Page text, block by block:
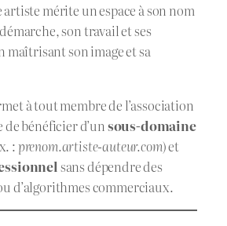
artiste mérite un espace à son nom
son travail et ses
maîtrisant son image et sa
à tout membre de l’association
bénéficier d’un sous-domaine
:prenom.artiste-auteur.com) et
sans dépendre des
d’algorithmes commerciaux.